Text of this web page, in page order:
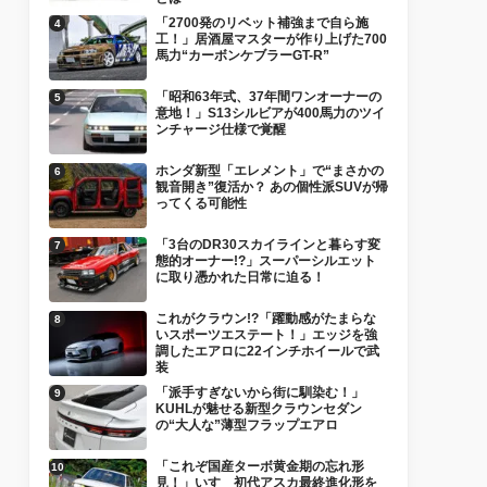
「2700発のリベット補強まで自ら施
工！」居酒屋マスターが作り上げた700
馬力“カーボンケブラーGT-R”
「昭和63年式、37年間ワンオーナーの
意地！」S13シルビアが400馬力のツイ
ンチャージ仕様で覚醒
ホンダ新型「エレメント」で“まさかの
観音開き”復活か？ あの個性派SUVが帰
ってくる可能性
「3台のDR30スカイラインと暮らす変
態的オーナー!?」スーパーシルエット
に取り憑かれた日常に迫る！
これがクラウン!?「躍動感がたまらな
いスポーツエステート！」エッジを強
調したエアロに22インチホイールで武
装
「派手すぎないから街に馴染む！」
KUHLが魅せる新型クラウンセダン
の“大人な”薄型フラップエアロ
「これぞ国産ターボ黄金期の忘れ形
見！」いすゞ初代アスカ最終進化形を